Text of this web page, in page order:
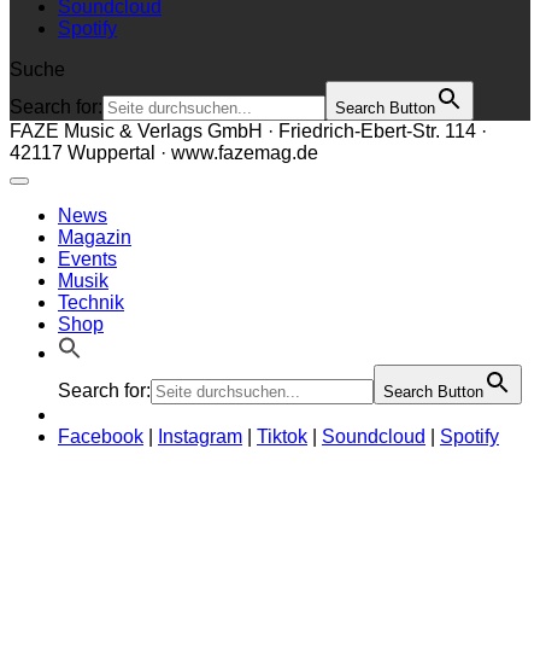
Soundcloud
Spotify
Suche
Search for:
Search Button
FAZE Music & Verlags GmbH · Friedrich-Ebert-Str. 114 ·
42117 Wuppertal · www.fazemag.de
News
Magazin
Events
Musik
Technik
Shop
Search for: Search Button
Facebook Instagram Tiktok Soundcloud Spotify